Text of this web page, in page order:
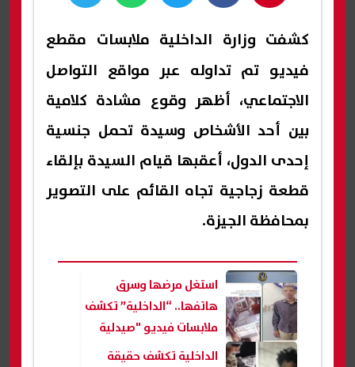
كشفت وزارة الداخلية ملابسات مقطع
فيديو تم تداوله عبر مواقع التواصل
الاجتماعي، أظهر وقوع مشادة كلامية
بين أحد الأشخاص وسيدة تحمل جنسية
إحدى الدول، أعقبها قيام السيدة بإلقاء
قطعة زجاجية تجاه القائم على التصوير
بمحافظة الجيزة.
استغل مرضها وسرق
هاتفها.. “الداخلية” تكشف
ملابسات فيديو "صيدلية
الزاوية الحمراء"
الداخلية تكشف حقيقة